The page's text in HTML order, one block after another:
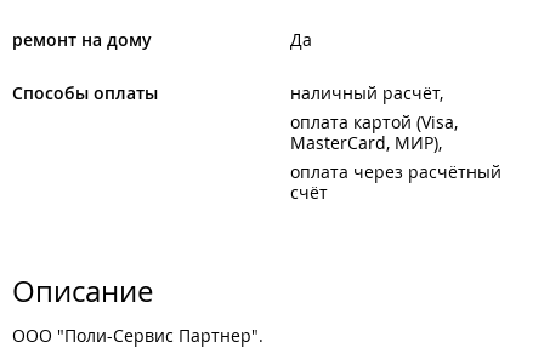
ремонт на дому Да
Способы оплаты
наличный расчёт
оплата картой (Visa,
MasterCard, МИР)
оплата через расчётный
счёт
Описание
ООО "Поли-Сервис Партнер".